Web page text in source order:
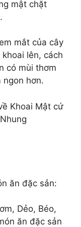
mật chặt
mắt của cây
lên, cách
có mùi thơm
ngon hơn.
Khoai Mật cứ
ăn đặc sản:
Dẻo, Béo,
ăn đặc sản